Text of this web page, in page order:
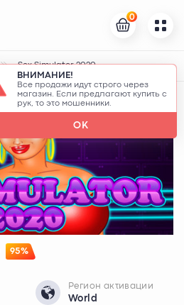
0
Sex Simulator 2020
95%
Регион активации
World
ВНИМАНИЕ!
Все продажи идут строго через
магазин. Если предлагают купить с
рук, то это мошенники.
OK